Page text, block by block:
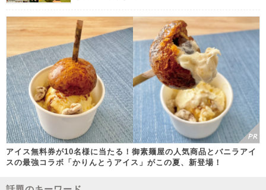
アイス無料券が10名様に当たる！御素麺屋の人気商品とバニラアイ
スの最強コラボ「かりんとうアイス」がこの夏、新登場！